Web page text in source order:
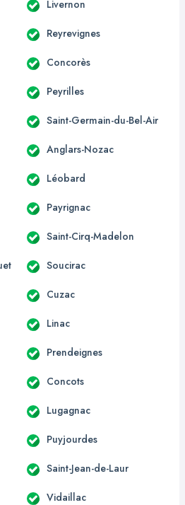
Livernon
Reyrevignes
Concorès
Peyrilles
Saint-Germain-du-Bel-Air
Anglars-Nozac
Léobard
Payrignac
Saint-Cirq-Madelon
Soucirac
Cuzac
Linac
Prendeignes
Concots
Lugagnac
Puyjourdes
Saint-Jean-de-Laur
Vidaillac